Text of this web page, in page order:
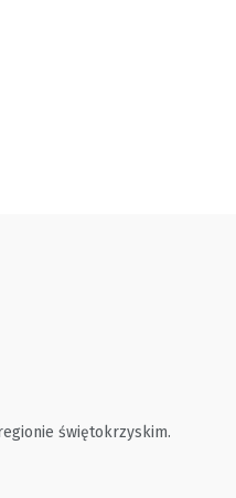
świętokrzyskim.